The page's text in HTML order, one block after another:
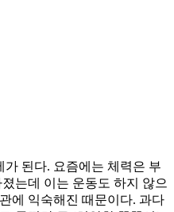
된다. 요즘에는 체력은 부
는데 이는 운동도 하지 않으
에 익숙해진 때문이다. 과다